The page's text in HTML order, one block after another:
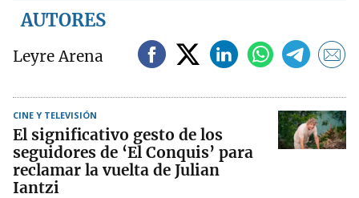
AUTORES
Leyre Arena
CINE Y TELEVISIÓN
El significativo gesto de los
seguidores de ‘El Conquis’ para
reclamar la vuelta de Julian
Iantzi